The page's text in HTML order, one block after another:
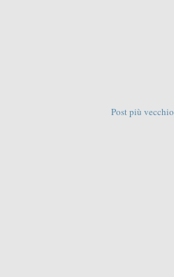
Post più vecchio